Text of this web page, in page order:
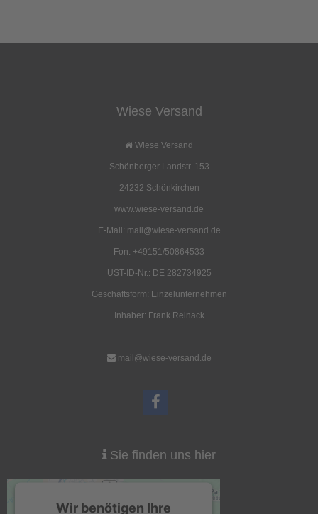
Abdeckplanen für Kohten
Versandkosten)
Viereckzeltbahn 285g/qm
109,50 EUR
( inkl. 19 % MwSt. zzgl.
Fensterplanen für Jurten
Details
Jurten Zwischenstück mit
Deckleiste 285g/qm
Jurten-Zwischenstückmit
285g/qm
Jurten-Hochjurten-
Aufstellstab
Wiese Versand
Wiese Versand
Schönberger Landstr. 153
24232 Schönkirchen
www.wiese-versand.de
E-Mail: mail@wiese-versand.de
Fon: +49151/50864533
UST-ID-Nr.: DE 282734925
Geschäftsform: Einzelunternehmen
Inhaber: Frank Reinack
mail@wiese-versand.de
Sie finden uns hier
Wir benötigen Ihre